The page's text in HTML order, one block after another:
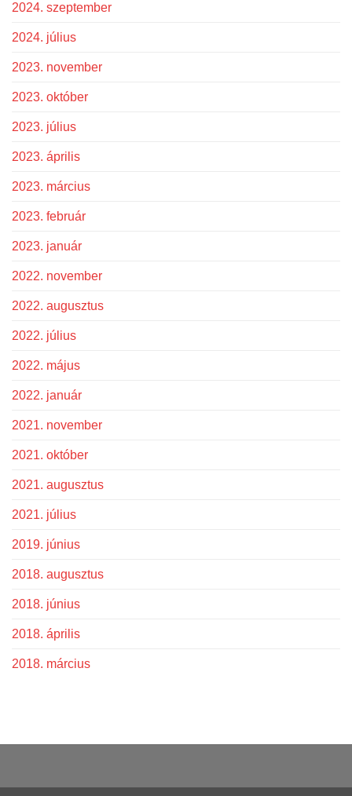
2024. szeptember
2024. július
2023. november
2023. október
2023. július
2023. április
2023. március
2023. február
2023. január
2022. november
2022. augusztus
2022. július
2022. május
2022. január
2021. november
2021. október
2021. augusztus
2021. július
2019. június
2018. augusztus
2018. június
2018. április
2018. március